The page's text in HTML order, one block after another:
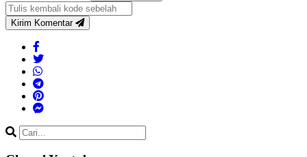
Kirim Komentar